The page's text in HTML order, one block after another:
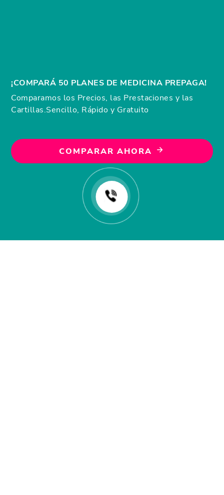
¡COMPARÁ 50 PLANES DE MEDICINA PREPAGA!
Comparamos los Precios, las Prestaciones y las
Cartillas.Sencillo, Rápido y Gratuito
COMPARAR AHORA